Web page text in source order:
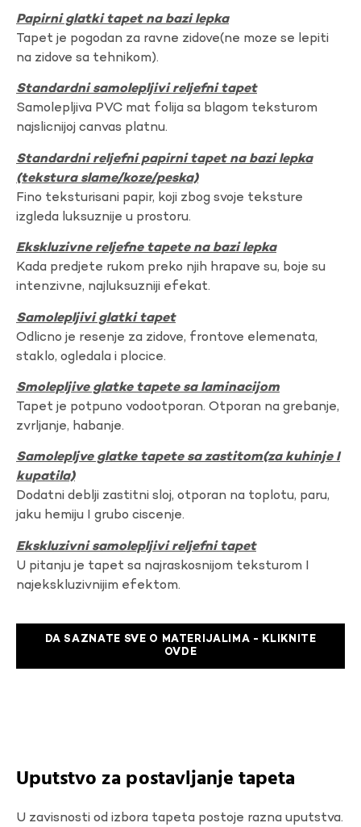
Papirni glatki tapet na bazi lepka
Tapet je pogodan za ravne zidove(ne moze se lepiti
na zidove sa tehnikom).
Standardni samolepljivi reljefni tapet
Samolepljiva PVC mat folija sa blagom teksturom
najslicnijoj canvas platnu.
Standardni reljefni papirni tapet na bazi lepka
(tekstura slame/koze/peska)
Fino teksturisani papir, koji zbog svoje teksture
izgleda luksuznije u prostoru.
Ekskluzivne reljefne tapete na bazi lepka
Kada predjete rukom preko njih hrapave su, boje su
intenzivne, najluksuzniji efekat.
Samolepljivi glatki tapet
Odlicno je resenje za zidove, frontove elemenata,
staklo, ogledala i plocice.
Smolepljive glatke tapete sa laminacijom
Tapet je potpuno vodootporan. Otporan na grebanje,
zvrljanje, habanje.
Samolepljve glatke tapete sa zastitom(za kuhinje I
kupatila)
Dodatni deblji zastitni sloj, otporan na toplotu, paru,
jaku hemiju I grubo ciscenje.
Ekskluzivni samolepljivi reljefni tapet
U pitanju je tapet sa najraskosnijom teksturom I
najekskluzivnijim efektom.
DA SAZNATE SVE O MATERIJALIMA - KLIKNITE
OVDE
Uputstvo za postavljanje tapeta
U zavisnosti od izbora tapeta postoje razna uputstva.